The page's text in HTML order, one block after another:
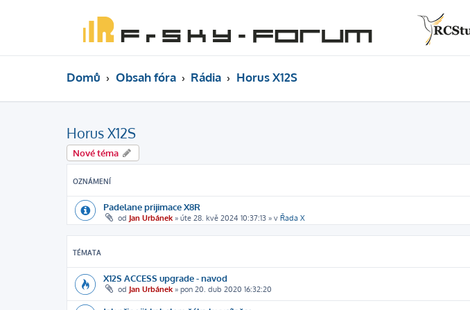
Domů Obsah fóra Rádia Horus X12S
Horus X12S
Nové téma
OZNÁMENÍ
Padelane prijimace X8R
od Jan Urbánek » úte 28. kvě 2024 10:37:13 » v Řada X
TÉMATA
X12S ACCESS upgrade - navod
od Jan Urbánek » pon 20. dub 2020 16:32:20